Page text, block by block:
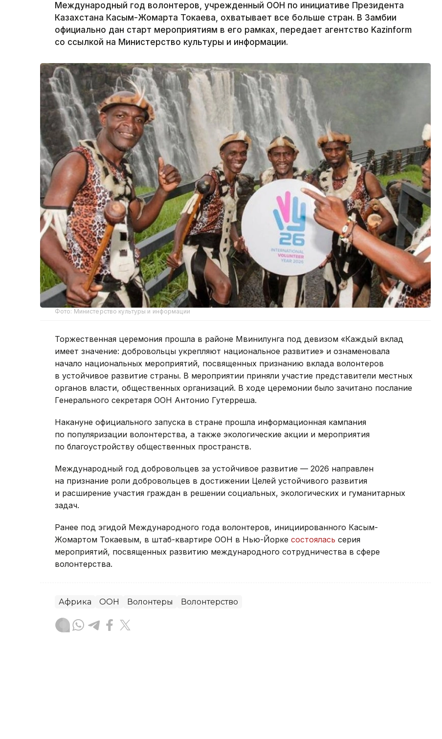
Международный год волонтеров, учрежденный ООН по инициативе Президента
Казахстана Касым-Жомарта Токаева, охватывает все больше стран. В Замбии
официально дан старт мероприятиям в его рамках, передает агентство Kazinform
со ссылкой на Министерство культуры и информации.
Фото: Министерство культуры и информации
Торжественная церемония прошла в районе Мвинилунга под девизом «Каждый вклад
имеет значение: добровольцы укрепляют национальное развитие» и ознаменовала
начало национальных мероприятий, посвященных признанию вклада волонтеров
в устойчивое развитие страны. В мероприятии приняли участие представители местных
органов власти, общественных организаций. В ходе церемонии было зачитано послание
Генерального секретаря ООН Антонио Гутерреша.
Накануне официального запуска в стране прошла информационная кампания
по популяризации волонтерства, а также экологические акции и мероприятия
по благоустройству общественных пространств.
Международный год добровольцев за устойчивое развитие — 2026 направлен
на признание роли добровольцев в достижении Целей устойчивого развития
и расширение участия граждан в решении социальных, экологических и гуманитарных
задач.
Ранее под эгидой Международного года волонтеров, инициированного Касым-
Жомартом Токаевым, в штаб-квартире ООН в Нью-Йорке состоялась серия
мероприятий, посвященных развитию международного сотрудничества в сфере
волонтерства.
Африка ООН Волонтеры Волонтерство